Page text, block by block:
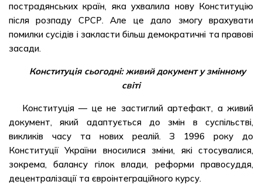
пострадянських країн, яка ухвалила нову Конституцію
після розпаду СРСР. Але це дало змогу врахувати
помилки сусідів і закласти більш демократичні та правові
засади.
Конституція сьогодні: живий документ у змінному
світі
Конституція — це не застиглий артефакт, а живий
документ, який адаптується до змін в суспільстві,
викликів часу та нових реалій. З 1996 року до
Конституції України вносилися зміни, які стосувалися,
зокрема, балансу гілок влади, реформи правосуддя,
децентралізації та євроінтеграційного курсу.